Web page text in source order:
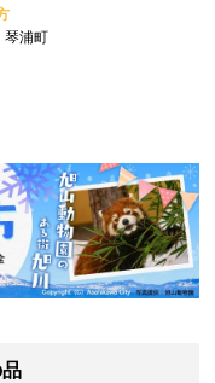
物 くだもの 人気 おすす
琴浦町 送料無料
琴浦町